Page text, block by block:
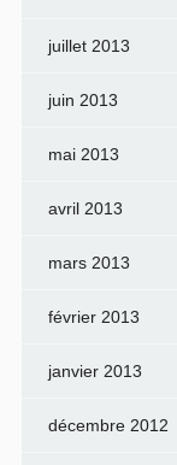
juillet 2013
juin 2013
mai 2013
avril 2013
mars 2013
février 2013
janvier 2013
décembre 2012